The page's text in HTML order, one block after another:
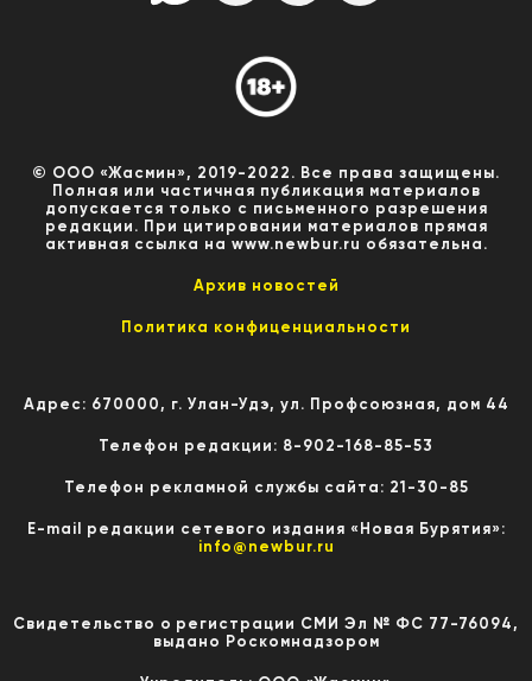
© ООО «Жасмин», 2019-2022. Все права защищены.
Полная или частичная публикация материалов
допускается только с письменного разрешения
редакции. При цитировании материалов прямая
активная ссылка на www.newbur.ru обязательна.
Архив новостей
Политика конфиценциальности
Адрес: 670000, г. Улан-Удэ, ул. Профсоюзная, дом 44
Телефон редакции: 8-902-168-85-53
Телефон рекламной службы сайта: 21-30-85
E-mail редакции сетевого издания «Новая Бурятия»:
info@newbur.ru
Свидетельство о регистрации СМИ Эл № ФС 77-76094,
выдано Роскомнадзором